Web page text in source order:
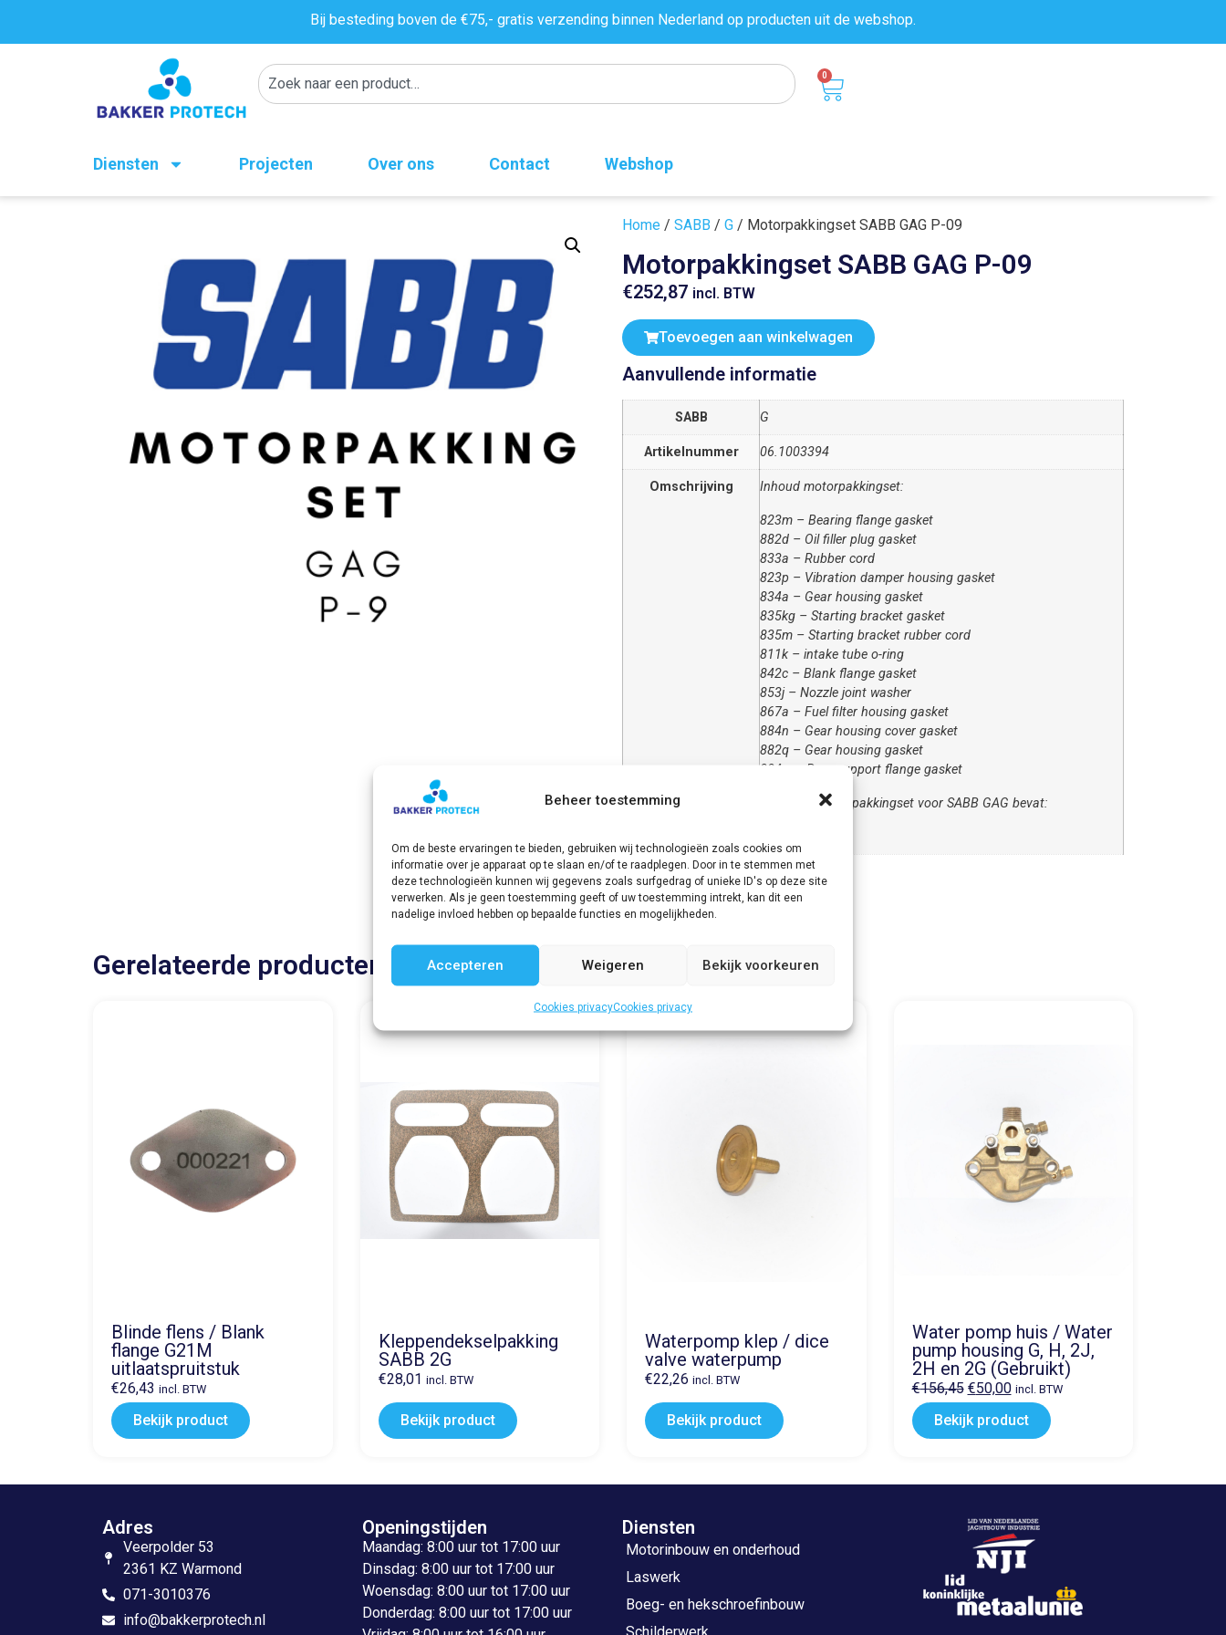
Beheer toestemming
Om de beste ervaringen te bieden, gebruiken wij technologieën zoals cookies om
informatie over je apparaat op te slaan en/of te raadplegen. Door in te stemmen met
deze technologieën kunnen wij gegevens zoals surfgedrag of unieke ID's op deze site
verwerken. Als je geen toestemming geeft of uw toestemming intrekt, kan dit een
nadelige invloed hebben op bepaalde functies en mogelijkheden.
Accepteren Weigeren Bekijk voorkeuren
Cookies privacyCookies privacy
Bij besteding boven de €75,- gratis verzending binnen Nederland op producten uit de webshop.
0
Diensten Projecten Over ons Contact Webshop
Home / SABB / G / Motorpakkingset SABB GAG P-09
Motorpakkingset SABB GAG P-09
€252,87 incl. BTW
Toevoegen aan winkelwagen
Aanvullende informatie
SABB G
Artikelnummer 06.1003394
Omschrijving Inhoud motorpakkingset:
823m – Bearing flange gasket
882d – Oil filler plug gasket
833a – Rubber cord
823p – Vibration damper housing gasket
834a – Gear housing gasket
835kg – Starting bracket gasket
835m – Starting bracket rubber cord
811k – intake tube o-ring
842c – Blank flange gasket
853j – Nozzle joint washer
867a – Fuel filter housing gasket
884n – Gear housing cover gasket
882q – Gear housing gasket
884w – Rear support flange gasket
Complete motorpakkingset voor SABB GAG bevat:
Beschikbaar via nabestelling
Gerelateerde producten
Blinde flens / Blank
flange G21M
uitlaatspruitstuk
€26,43 incl. BTW
Bekijk product
Kleppendekselpakking
SABB 2G
€28,01 incl. BTW
Bekijk product
Waterpomp klep / dice
valve waterpump
€22,26 incl. BTW
Bekijk product
Water pomp huis / Water
pump housing G, H, 2J,
2H en 2G (Gebruikt)
€156,45 €50,00 incl. BTW
Bekijk product
Adres
Veerpolder 53
2361 KZ Warmond
071-3010376
info@bakkerprotech.nl
Openingstijden
Maandag: 8:00 uur tot 17:00 uur
Dinsdag: 8:00 uur tot 17:00 uur
Woensdag: 8:00 uur tot 17:00 uur
Donderdag: 8:00 uur tot 17:00 uur
Diensten
Motorinbouw en onderhoud
Laswerk
Boeg- en hekschroefinbouw
Schilderwerk